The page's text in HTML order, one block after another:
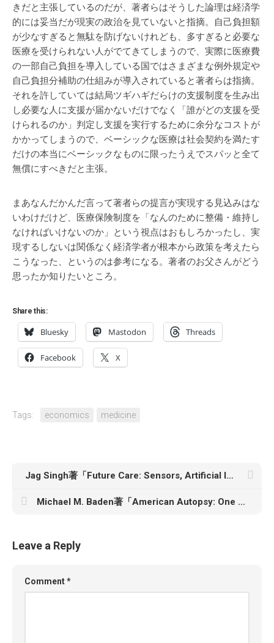
きだと主張しているのだが、著者らはそうした論理は経済学
的には妥当だが現実の政治を見ていないと指摘。自己負担額
が少なすぎると無駄を防げないけれども、多すぎると必要な
医療を受けられない人がでてきてしまうので、実際に医療費
の一部自己負担を導入している国ではさまざまな例外規定や
自己負担分補助の仕組みが導入されていると著者らは指摘。
それを許していては結局ツギハギだらけの支援制度を生み出
し必要な人に支援が届かないだけでなく「誰がどの支援を受
けられるのか」判定し支援を実行するために余分なコストが
かかってしまうので、ベーシックな医療は社会契約を満たす
だけの本当にベーシックなものに限ったうえでスパッと全て
無償にすべきだと主張。
まあなんだかんだ言って著者らの提言が実現する見込みはな
いわけだけど、医療保険制度を「なんのために整備・維持し
なければいけないのか」という視点はおもしろかったし、実
現するしないは関係なく経済学者が根本から政策を考えたら
こうなった、というのは参考になる。著者のお父さんがどう
思ったか知りたいところ。
Share this:
Bluesky Mastodon Threads
Facebook X
Tags: economics medicine
Jag Singh著「Future Care: Sensors, Artificial Intelligence, and the Reinvention of Medicine」
Michael M. Baden著「American Autopsy: One Medical Examiner’s Decades-Long Fight for Racial Justice in a Broken Legal System」
Leave a Reply
Comment*